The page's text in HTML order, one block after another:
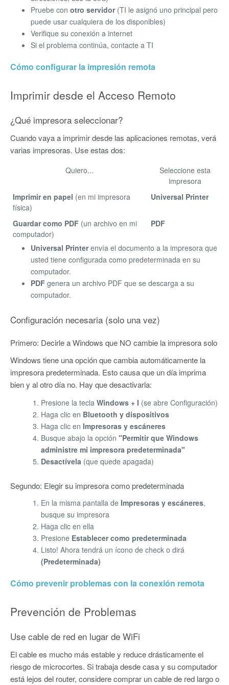
Pruebe con otro servidor(TI le asignó uno principal pero
puede usar cualquiera de los disponibles)
Verifique su conexión a internet
Si el problema continúa, contacte a TI
Cómo configurar la impresión remota
Imprimir desde el Acceso Remoto
¿Qué impresora seleccionar?
Cuando vaya a imprimir desde las aplicaciones remotas, verá
varias impresoras. Use estas dos:
Quiero...
Seleccione esta
impresora
Imprimir en papel (en mi impresora
física)
Universal Printer
Guardar como PDF (un archivo en mi
computador)
PDF
Universal Printerenvía el documento a la impresora que
usted tiene configurada como predeterminada en su
computador.
PDF genera un archivo PDF que se descarga a su
computador.
Configuración necesaria (solo una vez)
Primero: Decirle a Windows que NO cambie la impresora solo
Windows tiene una opción que cambia automáticamente la
impresora predeterminada. Esto causa que un día imprima
bien y al otro día no. Hay que desactivarla:
Presione la tecla Windows + I (se abre Configuración)
Haga clic en Bluetooth y dispositivos
Haga clic en Impresoras y escáneres
Busque abajo la opción "Permitir que Windows
administre mi impresora predeterminada"
Desactívela (que quede apagada)
Segundo: Elegir su impresora como predeterminada
En la misma pantalla de Impresoras y escáneres,
busque su impresora
Haga clic en ella
Presione Establecer como predeterminada
Listo! Ahora tendrá un ícono de check o dirá
(Predeterminada)
Cómo prevenir problemas con la conexión remota
Prevención de Problemas
Use cable de red en lugar de WiFi
El cable es mucho más estable y reduce drásticamente el
riesgo de microcortes. Si trabaja desde casa y su computador
está lejos del router, considere comprar un cable de red largo o